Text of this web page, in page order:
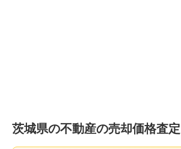
茨城県の不動産の売却価格査定